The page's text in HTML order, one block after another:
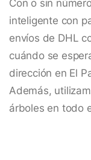
Con o sin
inteligente con
envíos de DHL
cuándo se
dirección en El
Además,
árboles en todo